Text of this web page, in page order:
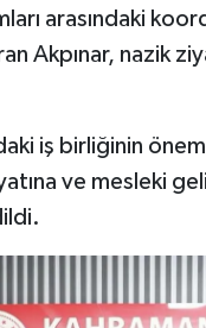
arasındaki
Akpınar, nazik
iş birliğinin
ve mesleki